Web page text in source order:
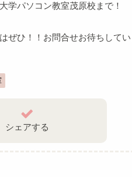
学パソコン教室茂原校まで！
ぜひ！！お問合せお待ちしてい
シェアする